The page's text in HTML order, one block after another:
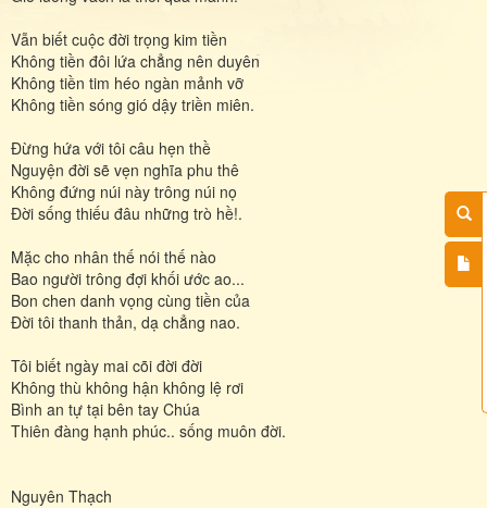
Vẫn biết cuộc đời trọng kim tiền
Không tiền đôi lứa chẳng nên duyên
Không tiền tim héo ngàn mảnh vỡ
Không tiền sóng gió dậy triền miên.
Đừng hứa với tôi câu hẹn thề
Nguyện đời sẽ vẹn nghĩa phu thê
Không đứng núi này trông núi nọ
Đời sống thiếu đâu những trò hề!.
Mặc cho nhân thế nói thế nào
Bao người trông đợi khối ước ao...
Bon chen danh vọng cùng tiền của
Đời tôi thanh thản, dạ chẳng nao.
Tôi biết ngày mai cõi đời đời
Không thù không hận không lệ rơi
Bình an tự tại bên tay Chúa
Thiên đàng hạnh phúc.. sống muôn đời.
Nguyên Thạch